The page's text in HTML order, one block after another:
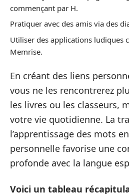
commençant par H.
Pratiquer avec des amis via des
Utiliser des applications ludiques
Memrise.
En créant des liens
vous ne les rencontrerez
les livres ou les classeurs,
votre vie quotidienne. La
l’apprentissage des mots
personnelle favorise une
profonde avec la langue
Voici un tableau